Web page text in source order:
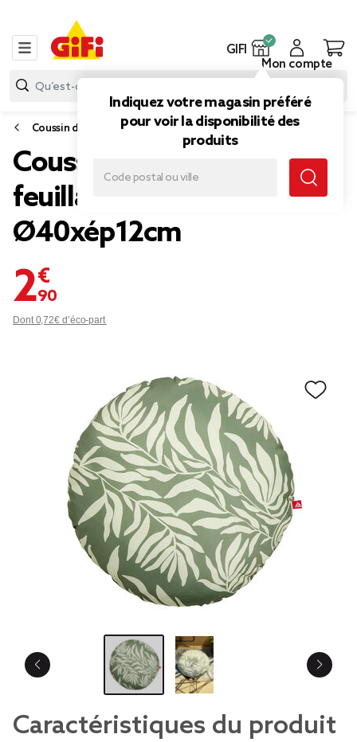
GIFI
Indiquez votre magasin préféré
pour voir la disponibilité des
produits
Mon compte
Coussin d'extérieur
Coussin rond motif
feuillage vert et beige
Ø40xép12cm
2,90 €
Dont 0,72€ d’éco-part
Caractéristiques du produit